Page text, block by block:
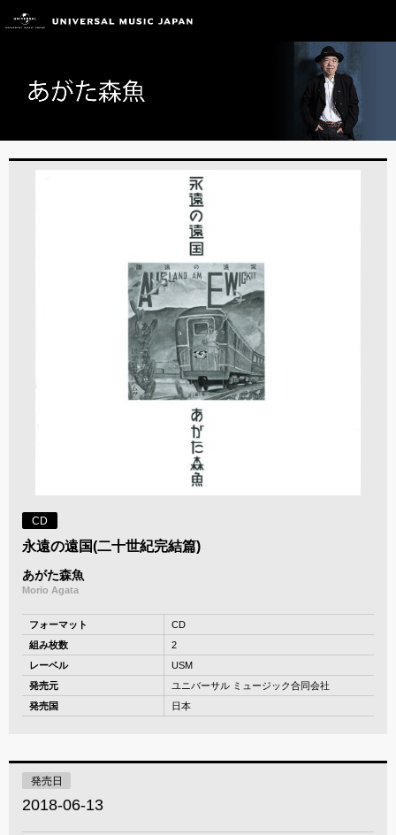
CD
永遠の遠国(二十世紀完結篇)
あがた森魚
Morio Agata
フォーマット
CD
組み枚数
2
レーベル
USM
発売元
ユニバーサル ミュージック合同会社
発売国
日本
発売日
2018-06-13